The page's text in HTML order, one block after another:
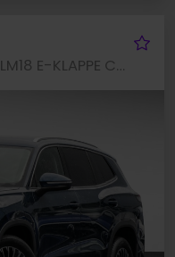
Tayron 1.5 HYBRID LIFE CAM LM18 E-KLAPPE CARPLAY